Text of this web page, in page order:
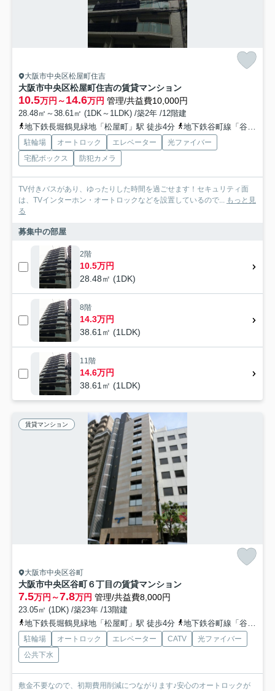
大阪市中央区松屋町住吉
大阪市中央区松屋町住吉の賃貸マンション
10.5万円～14.6万円 管理/共益費10,000円
28.48㎡～38.61㎡ (1DK～1LDK) /築2年 /12階建
地下鉄長堀鶴見緑地「松屋町」駅 徒歩4分
地下鉄谷町線「谷町六丁目」駅 徒歩9分
駐輪場 オートロック エレベーター
光ファイバー
宅配ボックス
防犯カメラ
TV付きバスがあり、ゆったりした時間を過ごせます！セキュリティ面
は、TVインターホン・オートロックなどを設置しているので... もっと見
る
募集中の部屋
2階
10.5万円
28.48㎡ (1DK)
8階
14.3万円
38.61㎡ (1LDK)
11階
14.6万円
38.61㎡ (1LDK)
賃貸マンション
大阪市中央区谷町
大阪市中央区谷町６丁目の賃貸マンション
7.5万円～7.8万円 管理/共益費8,000円
23.05㎡ (1DK) /築23年 /13階建
地下鉄長堀鶴見緑地「松屋町」駅 徒歩4分
地下鉄谷町線「谷町六丁目」駅 徒歩5分
駐輪場 オートロック エレベーター CATV
光ファイバー
公共下水
敷金不要なので、初期費用削減につながります♪安心のオートロックが